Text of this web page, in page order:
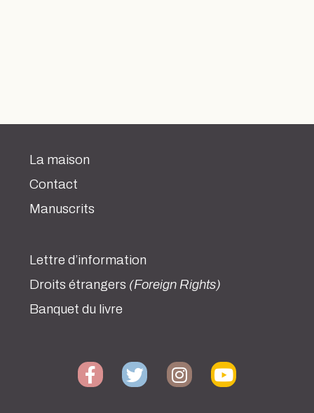
La maison
Contact
Manuscrits
Lettre d’information
Droits étrangers (Foreign Rights)
Banquet du livre